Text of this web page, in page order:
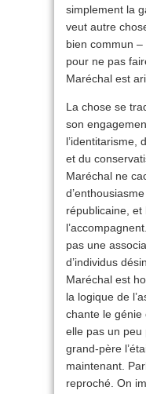
simplement la
veut autre
bien commun –
pour ne pas
Maréchal est
La chose se
son
l’identitarisme,
et du
Maréchal ne
républicaine, et
pas une
d’individus
Maréchal est
la logique de
chante le génie
elle pas un peu
grand-père
maintenant.
reproché. On